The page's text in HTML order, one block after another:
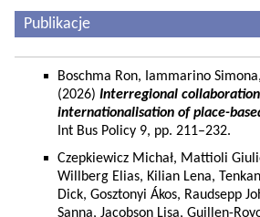
Publikacje
Boschma Ron, Iammarino
(2026) Interregional
internationalisation of place-
Int Bus Policy 9, pp. 211–232.
Czepkiewicz Michał, Mattioli
Willberg Elias, Kilian Lena,
Dick, Gosztonyi Ákos, Raudsepp
Sanna, Jacobson Lisa, Guillen-